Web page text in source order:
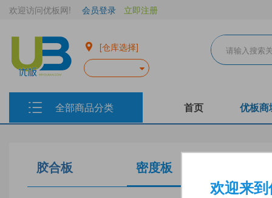
欢迎来到
欢迎访问优板网! 会员登录 立即注册
[仓库选择]
全部商品分类 首页 优板商
胶合板 密度板